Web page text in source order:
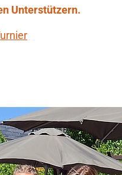
Unterstützern.